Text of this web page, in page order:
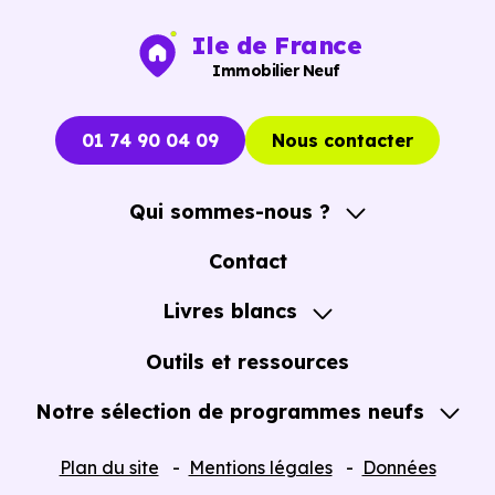
opportunités concrètes.Ile de France
Immobilier Neuf
01 74 90 04 09 Nous contacter
Qui sommes-nous ?
A propos
Contact
Livres blancs
Guide de l'Achat immobilier neuf en VEFA
Outils et ressources
Notre sélection de programmes neufs
Plan du site Mentions légales
Données